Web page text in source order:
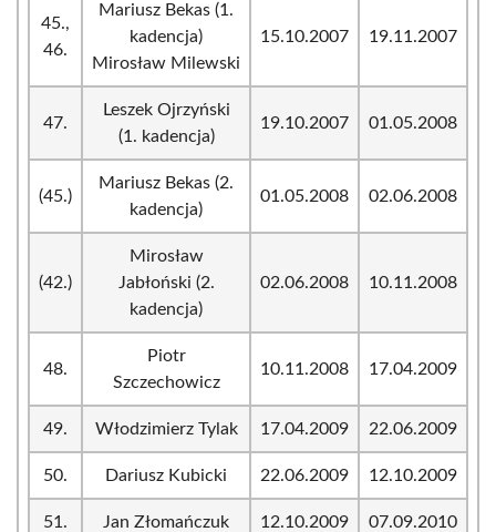
45.,
46.
Mariusz Bekas (1.
kadencja)
Mirosław Milewski
15.10.2007 19.11.2007
47.
Leszek Ojrzyński
(1. kadencja)
19.10.2007 01.05.2008
(45.)
Mariusz Bekas (2.
kadencja)
01.05.2008 02.06.2008
(42.)
Mirosław
Jabłoński (2.
kadencja)
02.06.2008 10.11.2008
48.
Piotr
Szczechowicz
10.11.2008 17.04.2009
49. Włodzimierz Tylak 17.04.2009 22.06.2009
50. Dariusz Kubicki 22.06.2009 12.10.2009
51. Jan Złomańczuk 12.10.2009 07.09.2010